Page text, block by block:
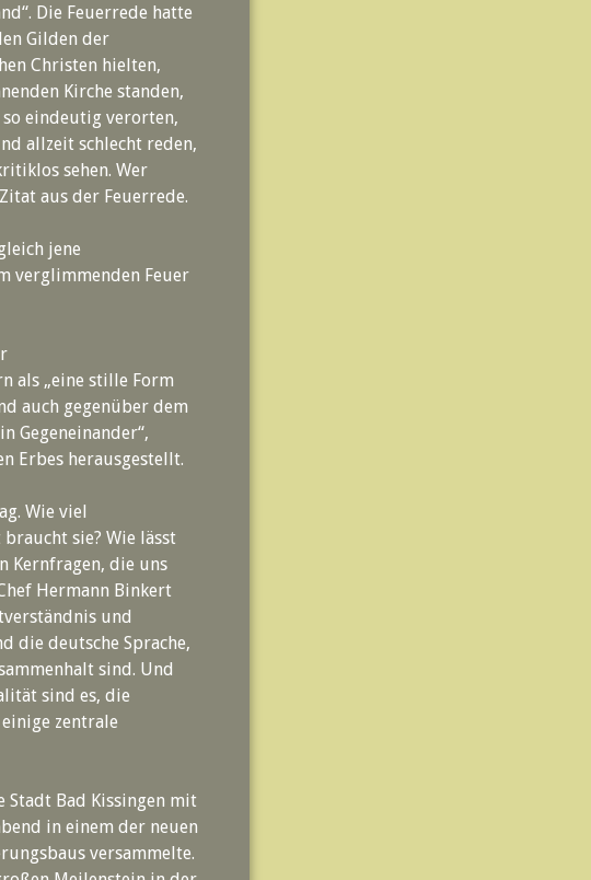
Die Feuerrede hatte
Gilden der
Christen hielten,
Kirche standen,
so eindeutig verorten,
allzeit schlecht reden,
sehen. Wer
aus der Feuerrede.
jene
verglimmenden Feuer
als „eine stille Form
auch gegenüber dem
Gegeneinander“,
Erbes herausgestellt.
Wie viel
sie? Wie lässt
Kernfragen, die uns
Hermann Binkert
und
die deutsche Sprache,
sind. Und
sind es, die
zentrale
Bad Kissingen mit
in einem der neuen
versammelte.